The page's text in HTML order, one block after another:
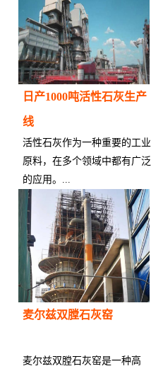
日产1000吨活性石灰生产
线
活性石灰作为一种重要的工业
原料，在多个领域中都有广泛
的应用。...
供应商：
麦尔兹双膛石灰窑
麦尔兹双膛石灰窑是一种高